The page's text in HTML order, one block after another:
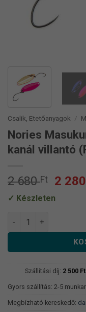
Csalik, Etetőanyagok /
Nories
kanál villantó
2 680Ft
price
was:
680
2 280
Készleten
Nories Masukuroto
Szállítási díj: 2 500 Ft.
Gyors szállítás: 2-5
Megbízható kereskedő: